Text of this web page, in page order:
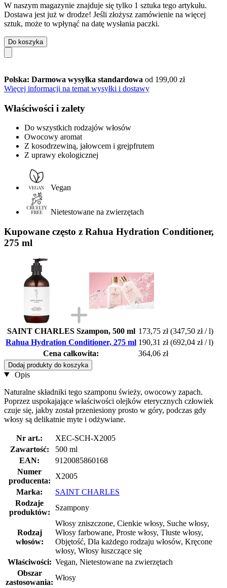
W naszym magazynie znajduje się tylko 1 sztuka tego artykułu.
Dostawa jest już w drodze! Jeśli złożysz zamówienie na więcej
sztuk, może to wpłynąć na datę wysłania paczki.
Do koszyka
Polska: Darmowa wysyłka standardowa od 199,00 zł
Więcej informacji na temat wysyłki i dostawy
Właściwości i zalety
Do wszystkich rodzajów włosów
Owocowy aromat
Z kosodrzewiną, jałowcem i grejpfrutem
Z uprawy ekologicznej
Vegan
Nietestowane na zwierzętach
Kupowane często z Rahua Hydration Conditioner,
275 ml
SAINT CHARLES Szampon, 500 ml 173,75 zł (347,50 zł / l)
Rahua Hydration Conditioner, 275 ml 190,31 zł (692,04 zł / l)
Cena całkowita:
364,06 zł
Dodaj produkty do koszyka
Opis
Naturalne składniki tego szamponu świeży, owocowy zapach.
Poprzez uspokajające właściwości olejków eterycznych człowiek
czuje się, jakby został przeniesiony prosto w góry, podczas gdy
włosy są delikatnie myte i odżywiane.
Nr art.:
XEC-SCH-X2005
Zawartość:
500 ml
EAN:
9120085860168
Numer
producenta:
X2005
Marka:
SAINT CHARLES
Rodzaje
produktów:
Szampony
Rodzaj
włosów:
Włosy zniszczone, Cienkie włosy, Suche włosy,
Włosy farbowane, Proste włosy, Tłuste włosy,
Objętość, Dla każdego rodzaju włosów, Kręcone
włosy, Włosy łuszczące się
Właściwości: Vegan, Nietestowane na zwierzętach
Obszar
zastosowania:
Włosy